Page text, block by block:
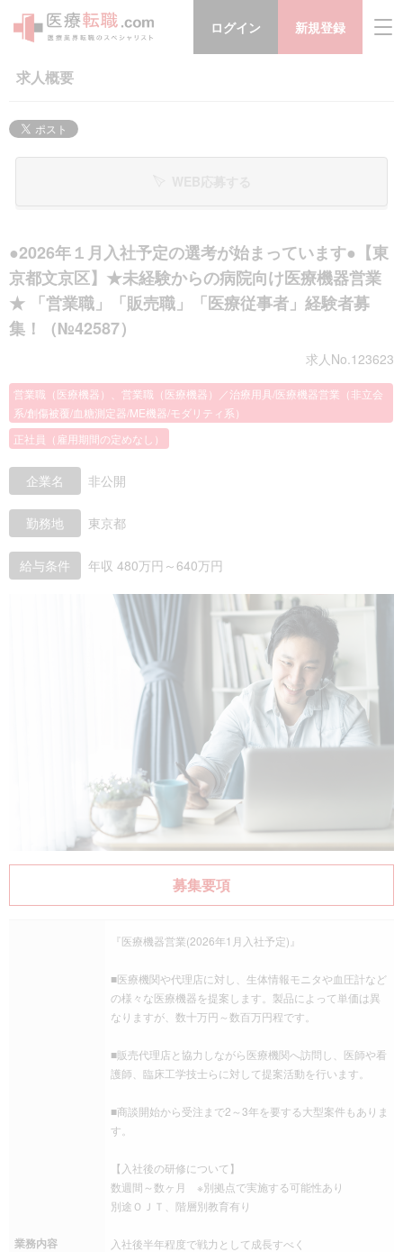
ログイン 新規登録
求人概要
●2026年１月入社予定の選考が始まっています●【東
京都文京区】★未経験からの病院向け医療機器営業
★ 「営業職」「販売職」「医療従事者」経験者募
集！（№42587）
求人No.123623
営業職（医療機器）、営業職（医療機器）／治療用具/医療機器営業（非立会
系/創傷被覆/血糖測定器/ME機器/モダリティ系）
正社員（雇用期間の定めなし）
企業名 非公開
勤務地 東京都
給与条件 年収 480万円～640万円
募集要項
業務内容
『医療機器営業(2026年1月入社予定)』
■医療機関や代理店に対し、生体情報モニタや血圧計など
の様々な医療機器を提案します。製品によって単価は異
なりますが、数十万円～数百万円程です。
■販売代理店と協力しながら医療機関へ訪問し、医師や看
護師、臨床工学技士らに対して提案活動を行います。
■商談開始から受注まで2～3年を要する大型案件もありま
す。
【入社後の研修について】
数週間～数ヶ月 ※別拠点で実施する可能性あり
別途ＯＪＴ、階層別教育有り
入社後半年程度で戦力として成長すべく